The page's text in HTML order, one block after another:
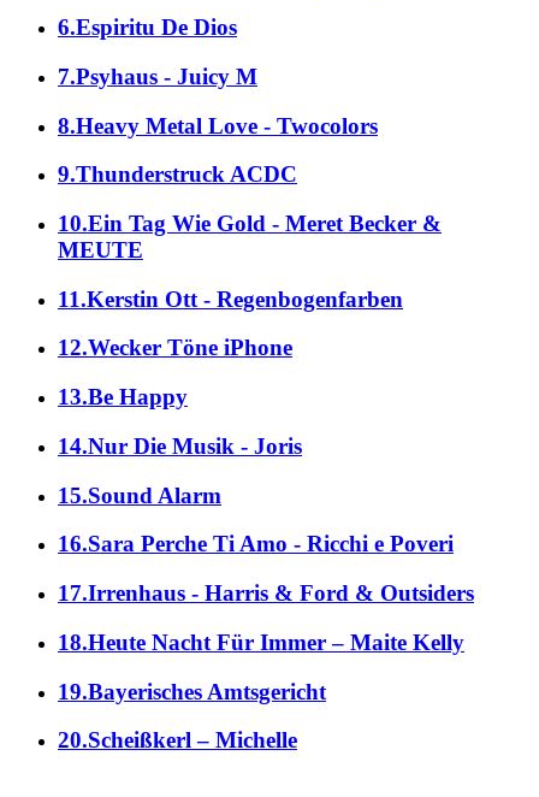
6.Espiritu De Dios
7.Psyhaus - Juicy M
8.Heavy Metal Love - Twocolors
9.Thunderstruck ACDC
10.Ein Tag Wie Gold - Meret Becker &
MEUTE
11.Kerstin Ott - Regenbogenfarben
12.Wecker Töne iPhone
13.Be Happy
14.Nur Die Musik - Joris
15.Sound Alarm
16.Sara Perche Ti Amo - Ricchi e Poveri
17.Irrenhaus - Harris & Ford & Outsiders
18.Heute Nacht Für Immer – Maite Kelly
19.Bayerisches Amtsgericht
20.Scheißkerl – Michelle